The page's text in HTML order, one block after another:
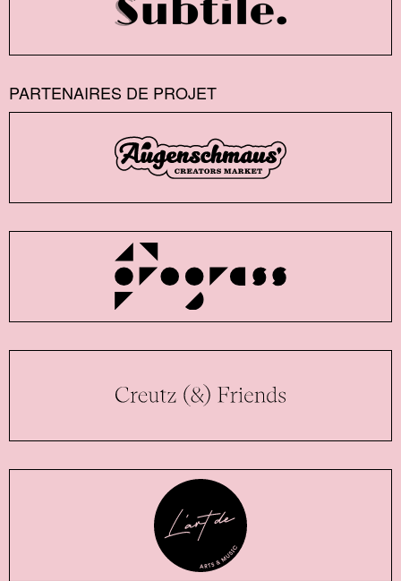
PARTENAIRES DE PROJET